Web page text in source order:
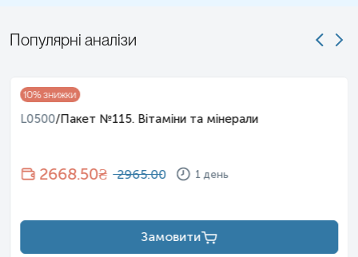
Для гарантування правильного результату відбір необхідно
для формування усередненої проби.
Для жінок додатково: Біоматеріал не можна здавати під час
Застереження!Кал не повинен містити жодних сторонніх
домішок, таких як сеча, дезінфікуючі засоби і т.д.
біоматеріолу в контейнері не повинна перевищувати половини
Популярні аналізи
10% знижки
L0500/Пакет №115. Вітаміни та мінерали
2668.50₴ 2965.00 1 день
Замовити